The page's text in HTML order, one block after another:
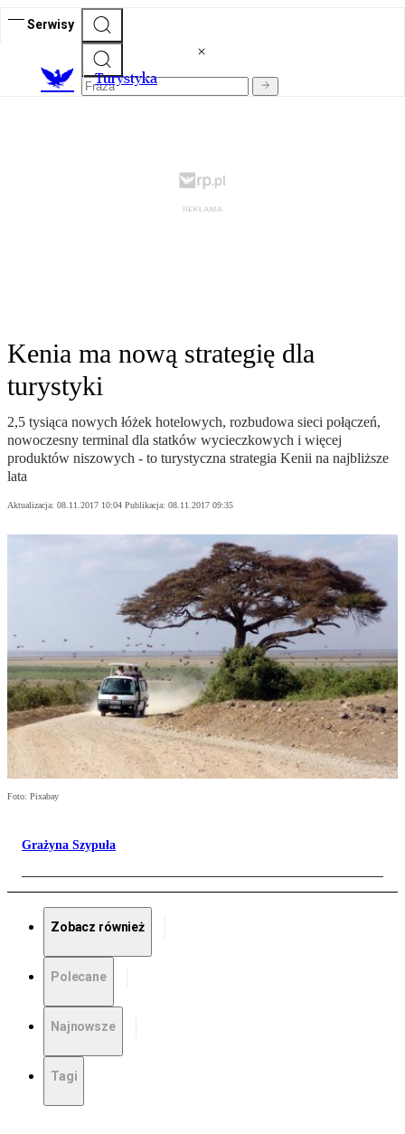
Serwisy
Turystyka
Kenia ma nową strategię dla
turystyki
2,5 tysiąca nowych łóżek hotelowych, rozbudowa sieci połączeń,
nowoczesny terminal dla statków wycieczkowych i więcej
produktów niszowych - to turystyczna strategia Kenii na najbliższe
lata
Aktualizacja: 08.11.2017 10:04 Publikacja: 08.11.2017 09:35
Foto: Pixabay
Grażyna Szypuła
Zobacz również
Polecane
Najnowsze
Tagi